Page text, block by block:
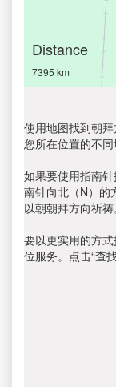
Distance
7395 km
使用地图找到朝
您所在位置的不同
如果要使用指南
南针向北（N）的
以朝朝拜方向祈祷
要以更实用的方
位服务。点击“查